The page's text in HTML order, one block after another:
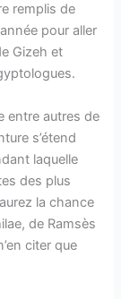
remplis de
pour aller
Gizeh et
entre autres de
s’étend
laquelle
des plus
la chance
de Ramsès
citer que